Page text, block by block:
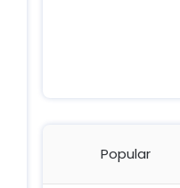
Popular